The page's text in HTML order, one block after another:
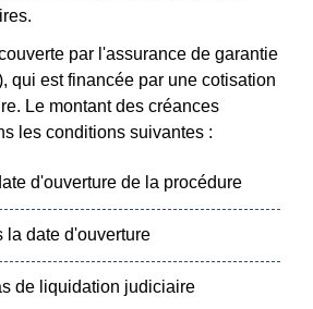
par l'assurance de garantie
qui est financée par une cotisation
Le montant des créances
les conditions suivantes :
d'ouverture de la procédure
la date d'ouverture
de liquidation judiciaire